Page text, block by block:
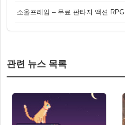
소울프레임 – 무료 판타지 액션 RPG
관련 뉴스 목록